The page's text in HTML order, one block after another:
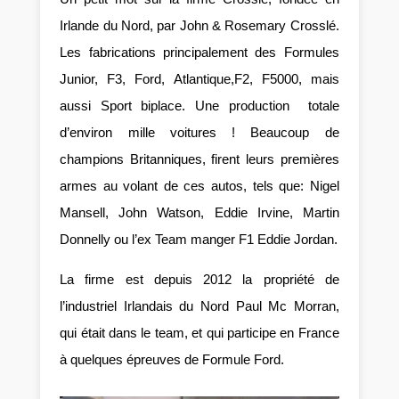
Irlande du Nord, par John & Rosemary Crosslé.
Les fabrications principalement des Formules
Junior, F3, Ford, Atlantique,F2, F5000, mais
aussi Sport biplace. Une production totale
d’environ mille voitures ! Beaucoup de
champions Britanniques, firent leurs premières
armes au volant de ces autos, tels que: Nigel
Mansell, John Watson, Eddie Irvine, Martin
Donnelly ou l’ex Team manger F1 Eddie Jordan.
La firme est depuis 2012 la propriété de
l’industriel Irlandais du Nord Paul Mc Morran,
qui était dans le team, et qui participe en France
à quelques épreuves de Formule Ford.